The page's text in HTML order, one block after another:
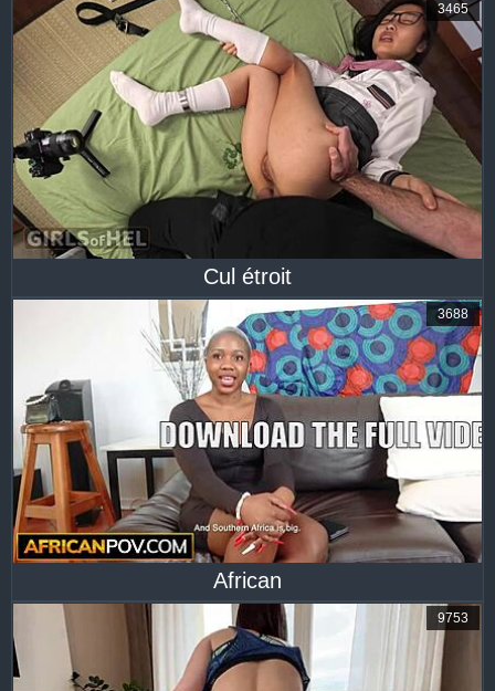
3465
Cul étroit
3688
African
9753